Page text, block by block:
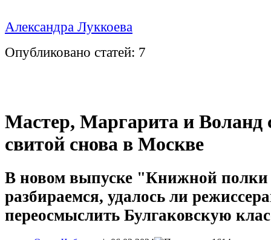
Александра Луккоева
Опубликовано статей: 7
Мастер, Маргарита и Воланд
свитой снова в Москве
В новом выпуске "Книжной
разбираемся, удалось ли
переосмыслить Булгаковскую